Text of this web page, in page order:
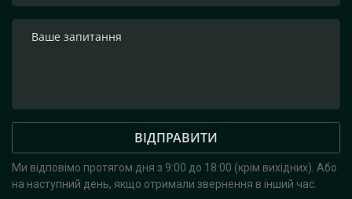
ВІДПРАВИТИ
Ми відповімо протягом дня з 9:00 до 18:00 (крім вихідних). Або
на наступний день, якщо отримали звернення в інший час.